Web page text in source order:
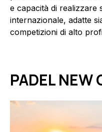
e capacità di realizzare
internazionale, adatte
competizioni di alto
PADEL NEW